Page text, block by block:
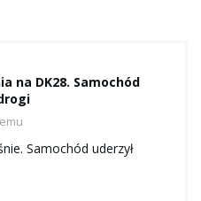
na DK28. Samochód
Samochód uderzył